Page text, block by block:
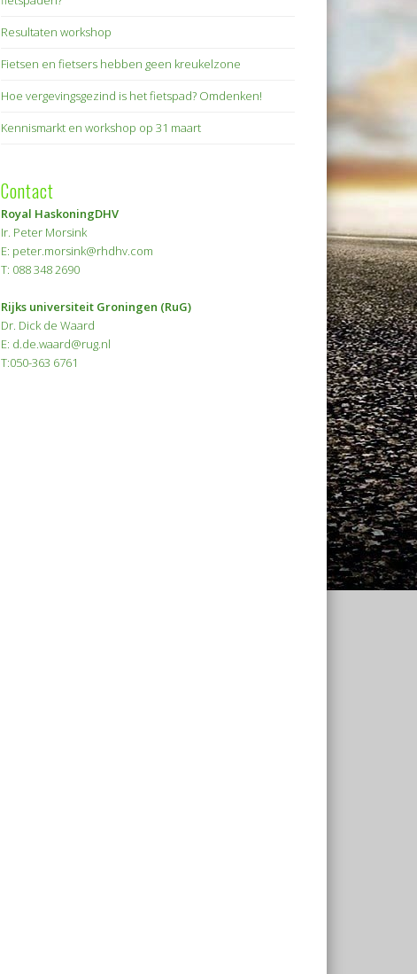
Resultaten workshop
Fietsen en fietsers hebben geen kreukelzone
Hoe vergevingsgezind is het fietspad? Omdenken!
Kennismarkt en workshop op 31 maart
Contact
Royal HaskoningDHV
Ir. Peter Morsink
E: peter.morsink@rhdhv.com
T: 088 348 2690
Rijks universiteit Groningen (RuG)
Dr. Dick de Waard
E: d.de.waard@rug.nl
T:050-363 6761